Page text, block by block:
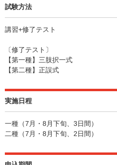
試験方法
講習+修了テスト
〔修了テスト〕
【第一種】三肢択一式
【第二種】正誤式
実施日程
一種（7月・8月下旬、3日間）
二種（7月・8月下旬、2日間）